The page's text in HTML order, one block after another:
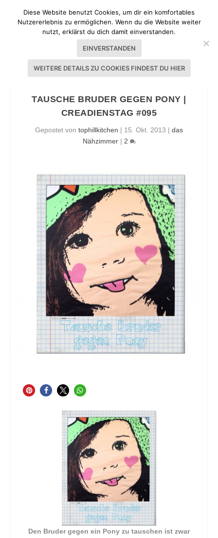
TAUSCHE BRUDER GEGEN PONY |
CREADIENSTAG #095
Gepostet von tophillkitchen | 15. Okt. 2013 | das
Nähzimmer| 2
Den Bruder gegen ein Pony zu tauschen ist zwar
Diese Website benutzt Cookies, um dir ein komfortables
Nutzererlebnis zu ermöglichen. Wenn du die Website weiter
nutzt, erklärst du dich damit einverstanden.
EINVERSTANDEN
WEITERE DETAILS ZU COOKIES FINDEST DU HIER